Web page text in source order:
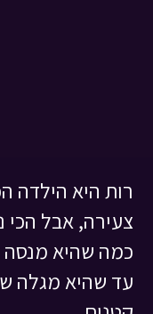
רות היא הילדה
צעירה, אבל הכי
כמה שהיא מנסה
עד שהיא מגלה